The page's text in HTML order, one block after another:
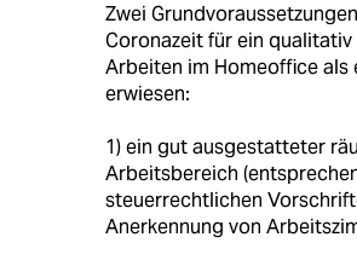
Zwei
Coronazeit für ein
Arbeiten im Homeoffice als
erwiesen:
1) ein gut ausgestatteter
Arbeitsbereich
steuerrechtlichen
Anerkennung von